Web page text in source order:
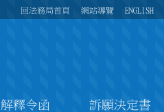
回法務局首頁 網站導覽 ENGLISH
解釋令函 訴願決定書